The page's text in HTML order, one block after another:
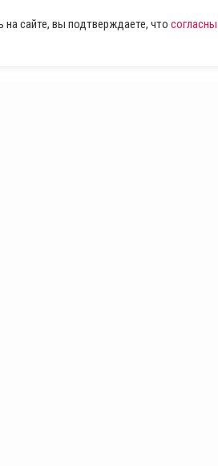
сайте, вы подтверждаете, что